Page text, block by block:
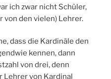
ich zwar nicht Schüler,
von den vielen) Lehrer.
dass die Kardinäle den
kennen, dann
von drei, denn
Lehrer von Kardinal